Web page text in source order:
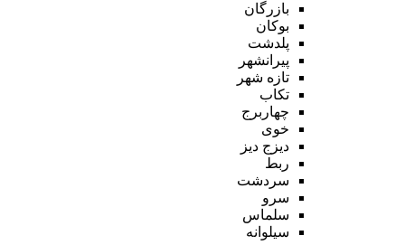
بازرگان
بوکان
پلدشت
پیرانشهر
تازه شهر
تکاب
چهاربرج
خوی
دیزج دیز
ربط
سردشت
سرو
سلماس
سیلوانه